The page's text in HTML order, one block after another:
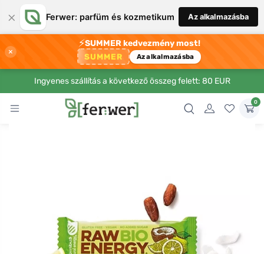
× Ferwer: parfüm és kozmetikum Az alkalmazásba
×
⚡SUMMER kedvezmény most!
SUMMER Az alkalmazásba
Ingyenes szállítás a következő összeg felett: 80 EUR
0